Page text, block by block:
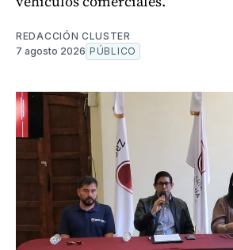
REDACCIÓN CLUSTER
7 agosto 2026 PÚBLICO